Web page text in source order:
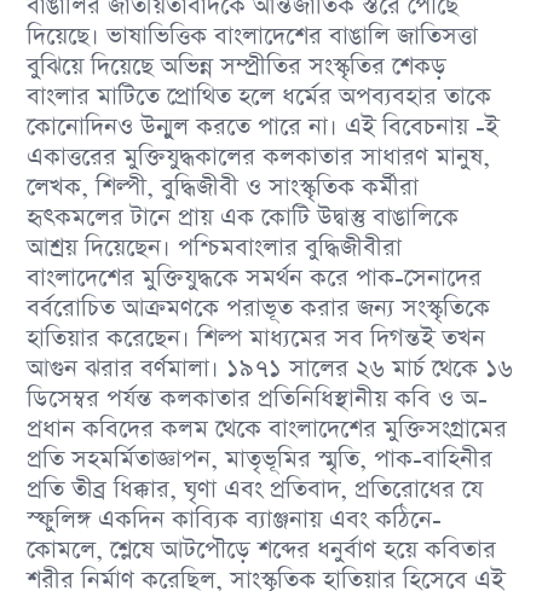
দিয়েছে। ভাষাভিত্তিক বাংলাদেশের বাঙালি জাতিসত্তা
বুঝিয়ে দিয়েছে অভিন্ন সম্প্রীতির সংস্কৃতির শেকড়
বাংলার মাটিতে প্রােথিত হলে ধর্মের অপব্যবহার তাকে
কোনােদিনও উন্মুল করতে পারে না। এই বিবেচনায় -ই
একাত্তরের মুক্তিযুদ্ধকালের কলকাতার সাধারণ মানুষ,
লেখক, শিল্পী, বুদ্ধিজীবী ও সাংস্কৃতিক কর্মীরা
হৃৎকমলের টানে প্রায় এক কোটি উদ্বাস্তু বাঙালিকে
আশ্রয় দিয়েছেন। পশ্চিমবাংলার বুদ্ধিজীবীরা
বাংলাদেশের মুক্তিযুদ্ধকে সমর্থন করে পাক-সেনাদের
বর্বরােচিত আক্রমণকে পরাভূত করার জন্য সংস্কৃতিকে
হাতিয়ার করেছেন। শিল্প মাধ্যমের সব দিগন্তই তখন
আগুন ঝরার বর্ণমালা। ১৯৭১ সালের ২৬ মার্চ থেকে ১৬
ডিসেম্বর পর্যন্ত কলকাতার প্রতিনিধিস্থানীয় কবি ও অ-
প্রধান কবিদের কলম থেকে বাংলাদেশের মুক্তিসংগ্রামের
প্রতি সহমর্মিতাজ্ঞাপন, মাতৃভূমির স্মৃতি, পাক-বাহিনীর
প্রতি তীব্র ধিক্কার, ঘৃণা এবং প্রতিবাদ, প্রতিরােধের যে
স্ফুলিঙ্গ একদিন কাব্যিক ব্যাঞ্জনায় এবং কঠিনে-
কোমলে, শ্লেষে আটপৌড়ে শব্দের ধনুর্বাণ হয়ে কবিতার
শরীর নির্মাণ করেছিল, সাংস্কৃতিক হাতিয়ার হিসেবে এই